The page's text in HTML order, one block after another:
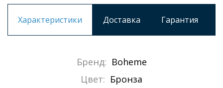
Характеристики Доставка Гарантия
Бренд: Boheme
Цвет: Бронза